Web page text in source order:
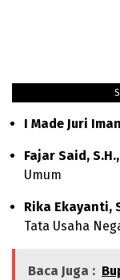
I Made Juri
Fajar Said, S.H.,
Umum
Rika Ekayanti,
Tata Usaha
Baca Juga :